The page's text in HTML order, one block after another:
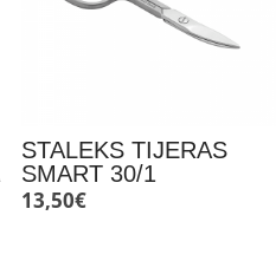
STALEKS TIJERAS
SMART 30/1
13,50€